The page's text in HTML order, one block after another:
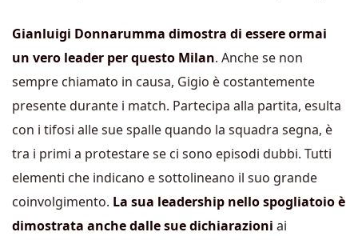
Gianluigi Donnarumma dimostra di essere ormai
un vero leader per questo Milan. Anche se non
sempre chiamato in causa, Gigio è costantemente
presente durante i match. Partecipa alla partita, esulta
con i tifosi alle sue spalle quando la squadra segna, è
tra i primi a protestare se ci sono episodi dubbi. Tutti
elementi che indicano e sottolineano il suo grande
coinvolgimento. La sua leadership nello spogliatoio è
dimostrata anche dalle sue dichiarazioni ai